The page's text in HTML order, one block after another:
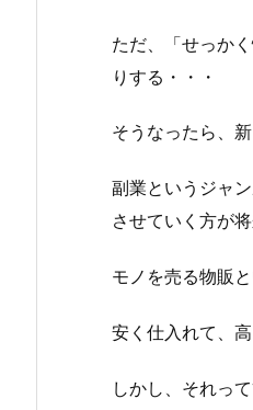
ただ、「せっか
りする・・・
そうなったら、
副業というジャ
させていく方が
モノを売る物販
安く仕入れて、
しかし、それっ